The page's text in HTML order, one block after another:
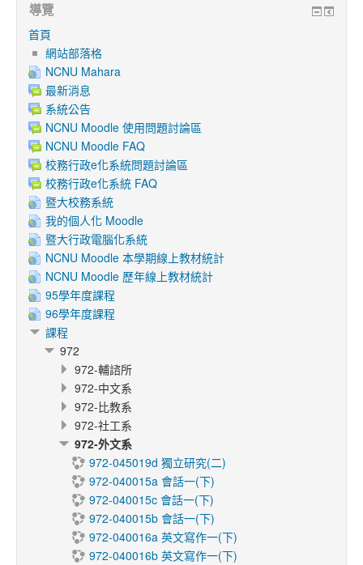
導覽
首頁
網站部落格
NCNU Mahara
最新消息
系統公告
NCNU Moodle 使用問題討論區
NCNU Moodle FAQ
校務行政e化系統問題討論區
校務行政e化系統 FAQ
暨大校務系統
我的個人化 Moodle
暨大行政電腦化系統
NCNU Moodle 本學期線上教材統計
NCNU Moodle 歷年線上教材統計
95學年度課程
96學年度課程
課程
972
972-輔諮所
972-中文系
972-比教系
972-社工系
972-外文系
972-045019d 獨立研究(二)
972-040015a 會話一(下)
972-040015c 會話一(下)
972-040015b 會話一(下)
972-040016a 英文寫作一(下)
972-040016b 英文寫作一(下)